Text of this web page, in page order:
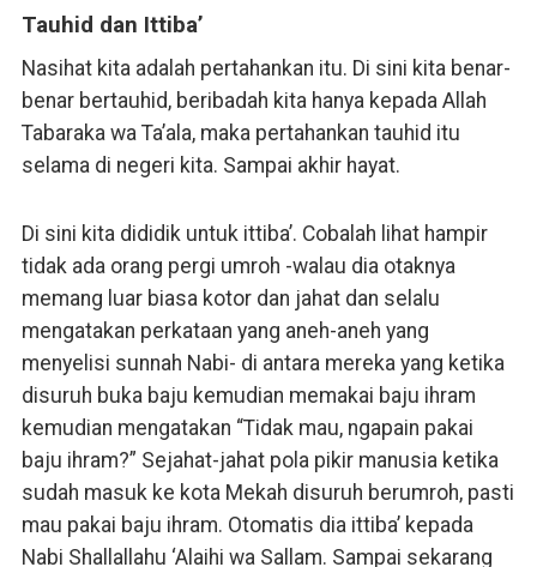
Tauhid dan Ittiba’
Nasihat kita adalah pertahankan itu. Di sini kita benar-
benar bertauhid, beribadah kita hanya kepada Allah
Tabaraka wa Ta’ala, maka pertahankan tauhid itu
selama di negeri kita. Sampai akhir hayat.
Di sini kita dididik untuk ittiba’. Cobalah lihat hampir
tidak ada orang pergi umroh -walau dia otaknya
memang luar biasa kotor dan jahat dan selalu
mengatakan perkataan yang aneh-aneh yang
menyelisi sunnah Nabi- di antara mereka yang ketika
disuruh buka baju kemudian memakai baju ihram
kemudian mengatakan “Tidak mau, ngapain pakai
baju ihram?” Sejahat-jahat pola pikir manusia ketika
sudah masuk ke kota Mekah disuruh berumroh, pasti
mau pakai baju ihram. Otomatis dia ittiba’ kepada
Nabi Shallallahu ‘Alaihi wa Sallam. Sampai sekarang